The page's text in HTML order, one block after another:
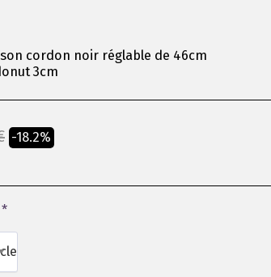
cordon noir réglable de 46cm
3cm
-18.2%
*